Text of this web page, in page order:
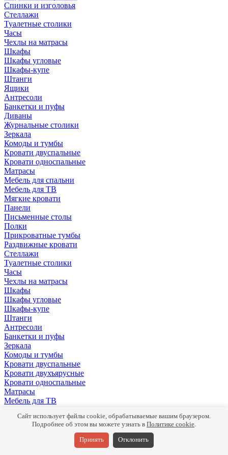
Спинки и изголовья
Стеллажи
Туалетные столики
Часы
Чехлы на матрасы
Шкафы
Шкафы угловые
Шкафы-купе
Штанги
Ящики
Антресоли
Банкетки и пуфы
Диваны
Журнальные столики
Зеркала
Комоды и тумбы
Кровати двуспальные
Кровати односпальные
Матрасы
Мебель для спальни
Мебель для ТВ
Мягкие кровати
Панели
Письменные столы
Полки
Прикроватные тумбы
Раздвижные кровати
Стеллажи
Туалетные столики
Часы
Чехлы на матрасы
Шкафы
Шкафы угловые
Шкафы-купе
Штанги
Антресоли
Банкетки и пуфы
Зеркала
Комоды и тумбы
Кровати двуспальные
Кровати двухъярусные
Кровати односпальные
Матрасы
Мебель для ТВ
Письменные столы
Подушки
Прикроватные тумбы
Сайт использует файлы cookie, обрабатываемые вашим браузером.
Подробнее об этом вы можете узнать в Политике cookie.
Принять Отклонить